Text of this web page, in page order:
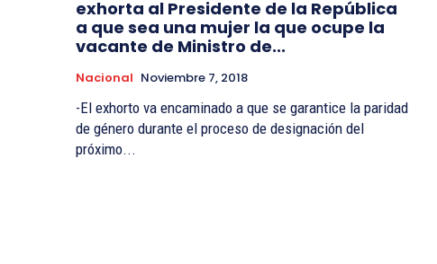
exhorta al Presidente de la República
a que sea una mujer la que ocupe la
vacante de Ministro de...
Nacional Noviembre 7, 2018
-El exhorto va encaminado a que se garantice la paridad
de género durante el proceso de designación del
próximo...